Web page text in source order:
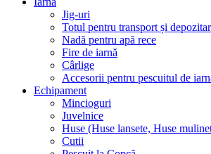
Jig-uri
Totul pentru transport și
Nadă pentru apă rece
Fire de iarnă
Cârlige
Accesorii pentru pescuitul de
Echipament
Mincioguri
Juvelnice
Huse (Huse lansete, Huse
Cutii